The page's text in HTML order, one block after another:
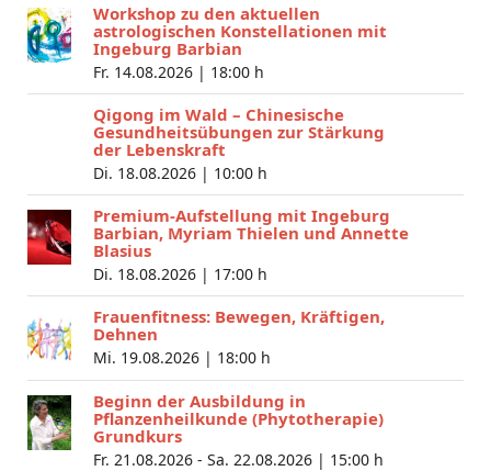
Workshop zu den aktuellen
astrologischen Konstellationen mit
Ingeburg Barbian
Fr. 14.08.2026 | 18:00 h
Qigong im Wald – Chinesische
Gesundheitsübungen zur Stärkung
der Lebenskraft
Di. 18.08.2026 | 10:00 h
Premium-Aufstellung mit Ingeburg
Barbian, Myriam Thielen und Annette
Blasius
Di. 18.08.2026 | 17:00 h
Frauenfitness: Bewegen, Kräftigen,
Dehnen
Mi. 19.08.2026 | 18:00 h
Beginn der Ausbildung in
Pflanzenheilkunde (Phytotherapie)
Grundkurs
Fr. 21.08.2026 - Sa. 22.08.2026 | 15:00 h